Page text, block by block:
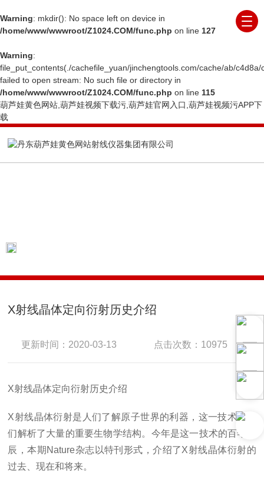
Warning: mkdir(): No space left on device in
/home/www/wwwroot/Z1024.COM/func.php on line 127
Warning:
file_put_contents(./cachefile_yuan/jinchengtools.com/cache/ab/c4d8a/
failed to open stream: No such file or directory in
/home/www/wwwroot/Z1024.COM/func.php on line 115
葫芦娃黄色网站,葫芦娃视频下载污,葫芦娃官网入口,葫芦娃视频污APP下
载
X射线晶体定向衍射历史介绍
更新时间：2020-03-13 点击次数：10975
X射线晶体定向衍射历史介绍
X射线晶体衍射是人们了解原子世界的利器，这一技术为人
们解析了大量的重要生物学结构。今年是这一技术的百年诞
辰，本期Nature杂志以特刊形式，介绍了X射线晶体衍射的
过去、现在和将来。